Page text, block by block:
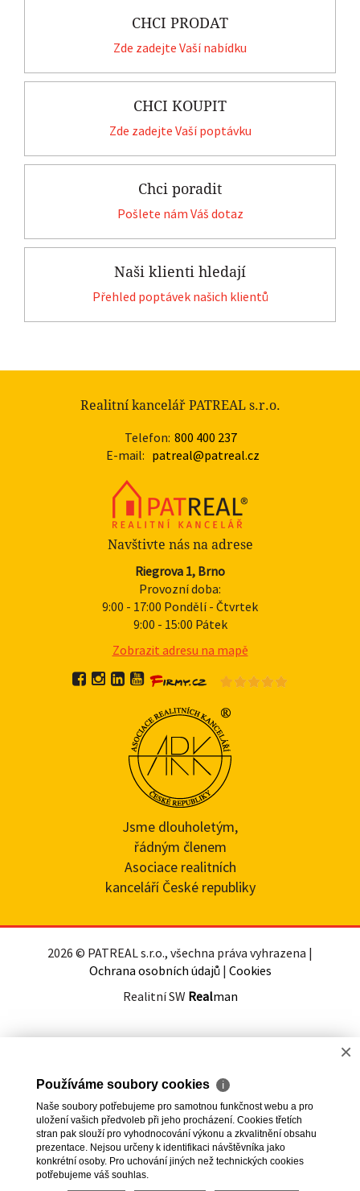
CHCI PRODAT
Zde zadejte Vaší nabídku
CHCI KOUPIT
Zde zadejte Vaší poptávku
Chci poradit
Pošlete nám Váš dotaz
Naši klienti hledají
Přehled poptávek našich klientů
Realitní kancelář PATREAL s.r.o.
Telefon: 800 400 237
E-mail: patreal@patreal.cz
Navštivte nás na adrese
Riegrova 1, Brno
Provozní doba:
9:00 - 17:00 Pondělí - Čtvrtek
9:00 - 15:00 Pátek
Zobrazit adresu na mapě
Jsme dlouholetým,
řádným členem
Asociace realitních
kanceláří České republiky
2026 © PATREAL s.r.o., všechna práva vyhrazena |
Ochrana osobních údajů | Cookies
Realitní SW Realman
×
Používáme soubory cookies ℹ
Naše soubory potřebujeme pro samotnou funkčnost webu a pro
uložení vašich předvoleb při jeho procházení. Cookies třetích
stran pak slouží pro vyhodnocování výkonu a zkvalitnění obsahu
prezentace. Nejsou určeny k identifikaci návštěvníka jako
konkrétní osoby. Pro uchování jiných než technických cookies
potřebujeme váš souhlas.